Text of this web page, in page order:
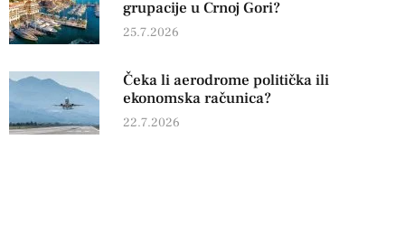
grupacije u Crnoj Gori?
25.7.2026
Čeka li aerodrome politička ili
ekonomska računica?
22.7.2026